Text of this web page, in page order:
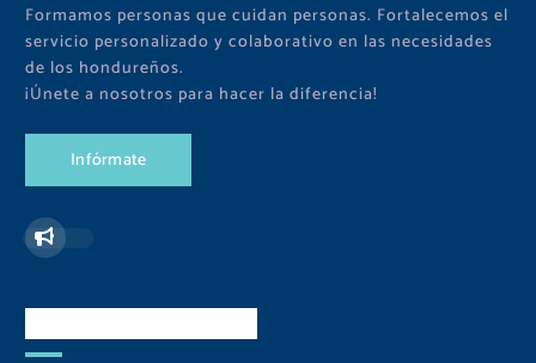
Formamos personas que cuidan personas. Fortalecemos el
servicio personalizado y colaborativo en las necesidades
de los hondureños.
¡Únete a nosotros para hacer la diferencia!
Infórmate